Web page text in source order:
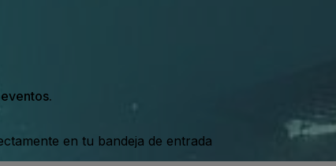
en tu bandeja de entrada